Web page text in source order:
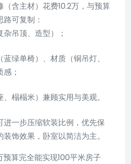
（含主材）花费10.2万，与预算
可复制：
吊顶、造型）；
绿单椅）、材质（铜吊灯、
；
榻榻米）兼顾实用与美观。
进一步压缩软装比例，优先保
饰效果，卧室以简洁为主。
预算完全能实现100平米房子